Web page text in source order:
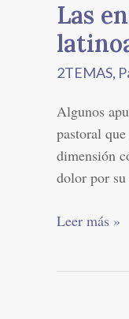
Las
2TEMAS,
Algunos
pastoral
dimensión
dolor por
Leer más »